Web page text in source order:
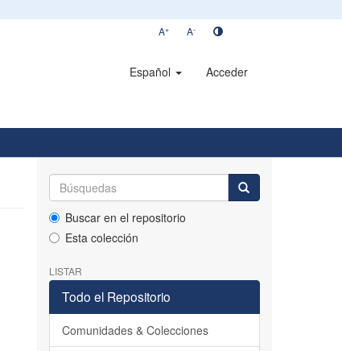
A+ A-
Español Acceder
Buscar en el repositorio
Esta colección
LISTAR
Todo el Repositorio
Comunidades & Colecciones